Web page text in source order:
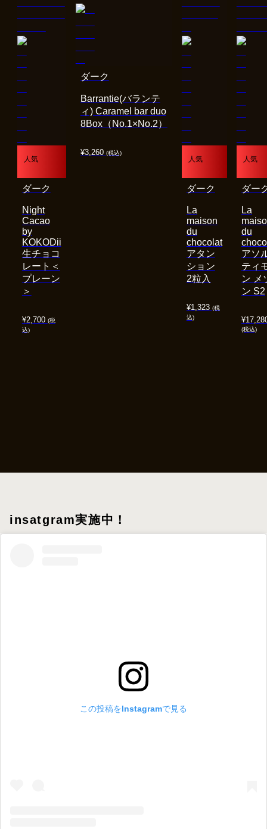
人気
¥2,700 (税
込)
Night
Cacao
by
KOKODii
生チョコ
レート＜
プレーン
＞
ダーク
¥3,260 (税込)
Barrantie(バランテ
ィ) Caramel bar duo
8Box（No.1×No.2）
ダーク
人気
¥1,323 (税
込)
La
maison
du
chocolat
アタン
ション
2粒入
ダーク
人気
¥
(税込)
La
du
アソ
ティ
ン メ
ン S2
ダー
insatgram実施中！
この投稿をInstagramで見る